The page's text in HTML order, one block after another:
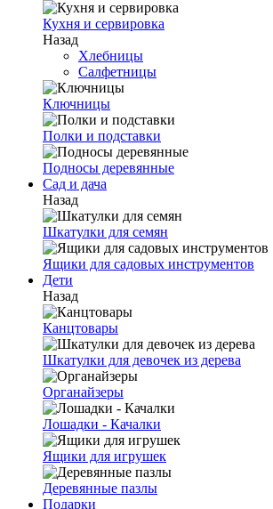
Кухня и сервировка
Назад
Хлебницы
Салфетницы
Ключницы
Полки и подставки
Подносы деревянные
Сад и дача
Назад
Шкатулки для семян
Ящики для садовых инструментов
Дети
Назад
Канцтовары
Шкатулки для девочек из дерева
Органайзеры
Лошадки - Качалки
Ящики для игрушек
Деревянные пазлы
Подарки